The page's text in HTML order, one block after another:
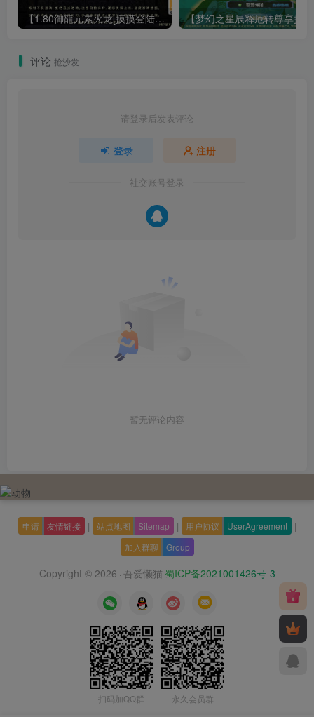
【1.80御龍元素火龙[摸摸登陆器]】战神引擎WIN服务端+GM工具+充值后台+双端+架设教程
评论 抢沙发
请登录后发表评论
登录 注册
社交账号登录
暂无评论内容
申请 友情链接 | 站点地图 Sitemap | 用户协议 UserAgreement |
加入群聊 Group
Copyright © 2026 · 吾爱懒猫 蜀ICP备2021001426号-3
扫码加QQ群 永久会员群